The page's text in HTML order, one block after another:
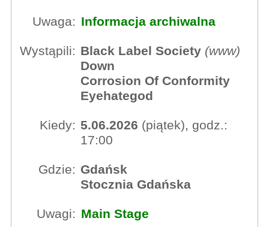
Uwaga: Informacja archiwalna
Wystąpili: Black Label Society (www)
Down
Corrosion Of Conformity
Eyehategod
Kiedy: 5.06.2026 (piątek), godz.:
17:00
Gdzie: Gdańsk
Stocznia Gdańska
Uwagi: Main Stage